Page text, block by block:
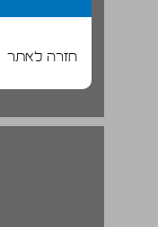
חזרה לאתר
תפיסת ההפעלה של אונר"א ... 26